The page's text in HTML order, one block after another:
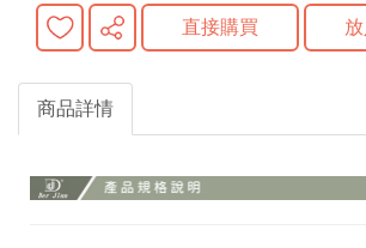
直接購買
商品詳情